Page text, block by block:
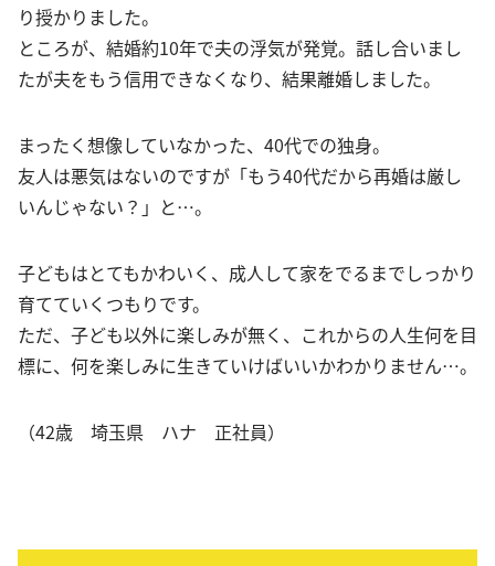
り授かりました。
ところが、結婚約10年で夫の浮気が発覚。話し合いまし
たが夫をもう信用できなくなり、結果離婚しました。
まったく想像していなかった、40代での独身。
友人は悪気はないのですが「もう40代だから再婚は厳し
いんじゃない？」と…。
子どもはとてもかわいく、成人して家をでるまでしっかり
育てていくつもりです。
ただ、子ども以外に楽しみが無く、これからの人生何を目
標に、何を楽しみに生きていけばいいかわかりません…。
（42歳 埼玉県 ハナ 正社員）